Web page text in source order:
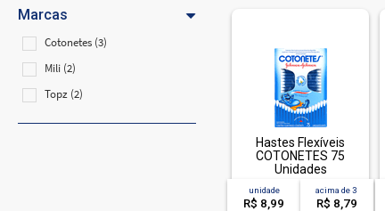
Marcas
Cotonetes (3)
Mili (2)
Topz (2)
Hastes Flexíveis
COTONETES 75
Unidades
unidade
R$ 8,99
acima de3
R$ 8,79